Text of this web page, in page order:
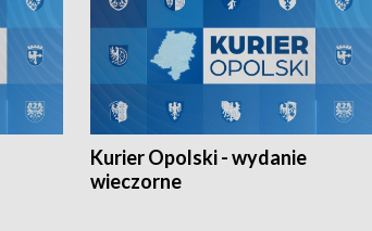
Kurier Opolski - wydanie
wieczorne